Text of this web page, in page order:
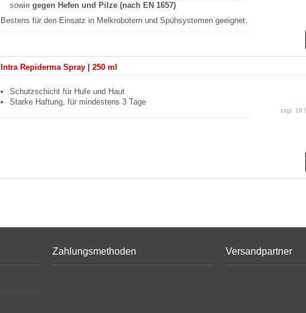
sowiegegen Hefen und Pilze (nach EN 1657)
Bestens für den Einsatz in Melkrobotern und Spühsystemen geeignet.
Intra Repiderma Spray | 250 ml
Schutzschicht für Hufe und Haut
Starke Haftung, für mindestens 3 Tage
zzgl. 19
Zahlungsmethoden Versandpartner